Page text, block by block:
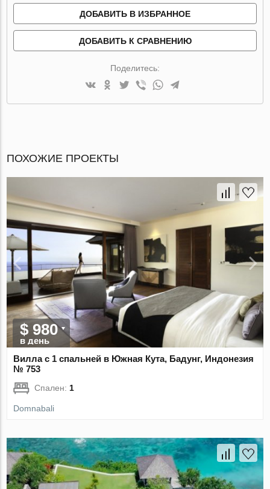
ДОБАВИТЬ В ИЗБРАННОЕ
ДОБАВИТЬ К СРАВНЕНИЮ
Поделитесь:
ПОХОЖИЕ ПРОЕКТЫ
$ 980
в день
Вилла с 1 спальней в Южная Кута, Бадунг, Индонезия
№ 753
Спален:1
Domnabali